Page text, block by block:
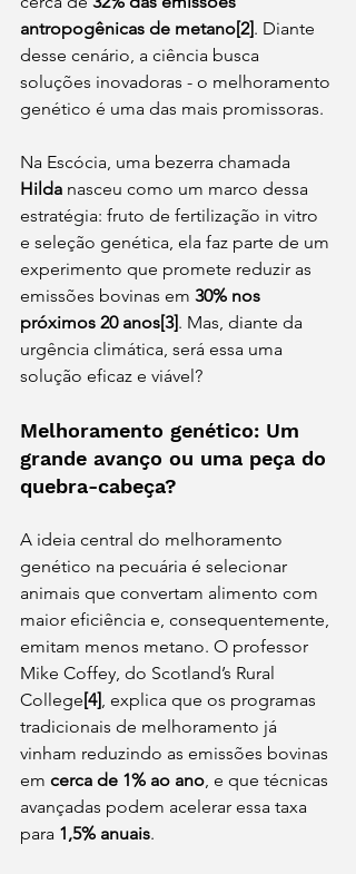
antropogênicas de metano[2]. Diante
desse cenário, a ciência busca
soluções inovadoras - o melhoramento
genético é uma das mais promissoras.
Na Escócia, uma bezerra chamada
Hilda nasceu como um marco dessa
estratégia: fruto de fertilização in vitro
e seleção genética, ela faz parte de um
experimento que promete reduzir as
emissões bovinas em 30% nos
próximos 20 anos[3]. Mas, diante da
urgência climática, será essa uma
solução eficaz e viável?
Melhoramento genético: Um
grande avanço ou uma peça do
quebra-cabeça?
A ideia central do melhoramento
genético na pecuária é selecionar
animais que convertam alimento com
maior eficiência e, consequentemente,
emitam menos metano. O professor
Mike Coffey, do Scotland’s Rural
College[4], explica que os programas
tradicionais de melhoramento já
vinham reduzindo as emissões bovinas
em cerca de 1% ao ano, e que técnicas
avançadas podem acelerar essa taxa
para 1,5% anuais.